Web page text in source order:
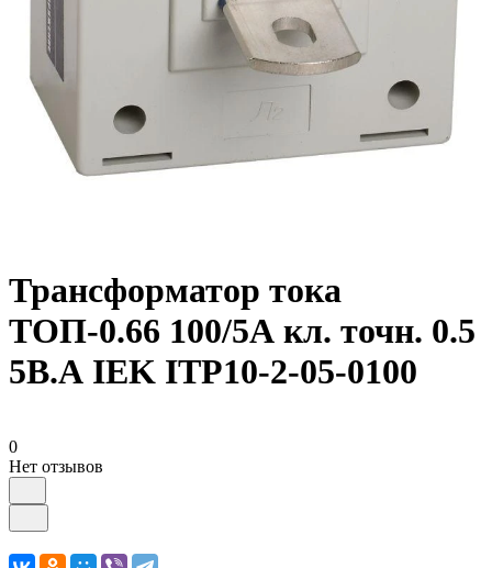
Трансформатор тока
ТОП-0.66 100/5А кл. точн. 0.5
5В.А IEK ITP10-2-05-0100
0
Нет отзывов